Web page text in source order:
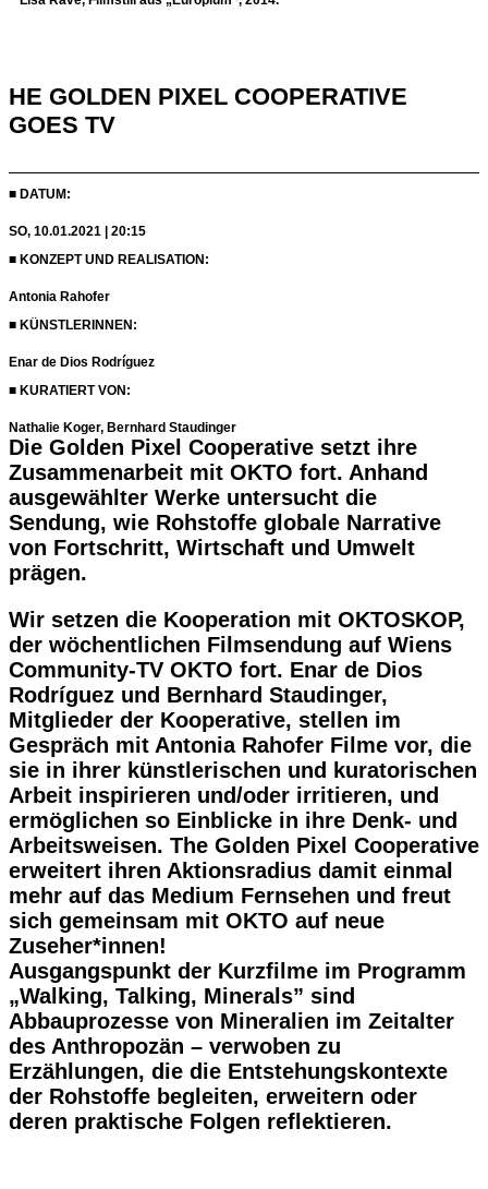
HE GOLDEN PIXEL COOPERATIVE
GOES TV
■ DATUM:
SO, 10.01.2021 | 20:15
■ KONZEPT UND REALISATION:
Antonia Rahofer
■ KÜNSTLERINNEN:
Enar de Dios Rodríguez
■ KURATIERT VON:
Nathalie Koger, Bernhard Staudinger
Die Golden Pixel Cooperative setzt ihre
Zusammenarbeit mit OKTO fort. Anhand
ausgewählter Werke untersucht die
Sendung, wie Rohstoffe globale Narrative
von Fortschritt, Wirtschaft und Umwelt
prägen.
Wir setzen die Kooperation mit OKTOSKOP,
der wöchentlichen Filmsendung auf Wiens
Community-TV OKTO fort. Enar de Dios
Rodríguez und Bernhard Staudinger,
Mitglieder der Kooperative, stellen im
Gespräch mit Antonia Rahofer Filme vor, die
sie in ihrer künstlerischen und kuratorischen
Arbeit inspirieren und/oder irritieren, und
ermöglichen so Einblicke in ihre Denk- und
Arbeitsweisen. The Golden Pixel Cooperative
erweitert ihren Aktionsradius damit einmal
mehr auf das Medium Fernsehen und freut
sich gemeinsam mit OKTO auf neue
Zuseher*innen!
Ausgangspunkt der Kurzfilme im Programm
„Walking, Talking, Minerals” sind
Abbauprozesse von Mineralien im Zeitalter
des Anthropozän – verwoben zu
Erzählungen, die die Entstehungskontexte
der Rohstoffe begleiten, erweitern oder
deren praktische Folgen reflektieren.